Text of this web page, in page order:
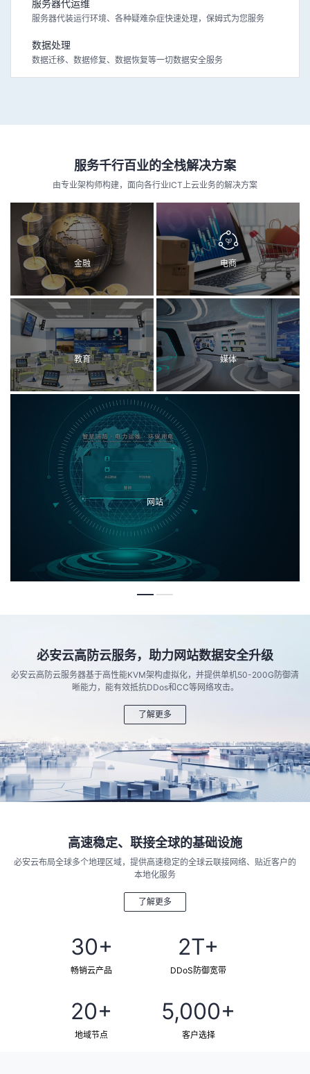
服务器代运维
服务器代装运行环境、各种疑难杂症快速处理，保姆式为您服务
数据处理
数据迁移、数据修复、数据恢复等一切数据安全服务
服务千行百业的全栈解决方案
由专业架构师构建，面向各行业ICT上云业务的解决方案
金融 电商
教育 媒体
网站
必安云高防云服务，助力网站数据安全升级
必安云高防云服务器基于高性能KVM架构虚拟化，并提供单机50-200G防御清
晰能力，能有效抵抗DDos和CC等网络攻击。
了解更多
高速稳定、联接全球的基础设施
必安云布局全球多个地理区域，提供高速稳定的全球云联接网络、贴近客户的
本地化服务
了解更多
30+
畅销云产品
2T+
DDoS防御宽带
20+
地域节点
5,000+
客户选择